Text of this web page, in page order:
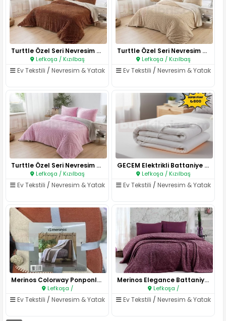
Turttle Özel Seri Nevresim Tak..
Lefkoşa / Kızılbaş
Ev Tekstili / Nevresim & Yatak
Turttle Özel Seri Nevresim Tak..
Lefkoşa / Kızılbaş
Ev Tekstili / Nevresim & Yatak
Turttle Özel Seri Nevresim Tak..
Lefkoşa / Kızılbaş
Ev Tekstili / Nevresim & Yatak
GECEM Elektrikli Battaniye – Ç..
Lefkoşa / Kızılbaş
Ev Tekstili / Nevresim & Yatak
Merinos Colorway Ponponlu Batt..
Lefkoşa /
Ev Tekstili / Nevresim & Yatak
Merinos Elegance Battaniye il..
Lefkoşa /
Ev Tekstili / Nevresim & Yatak